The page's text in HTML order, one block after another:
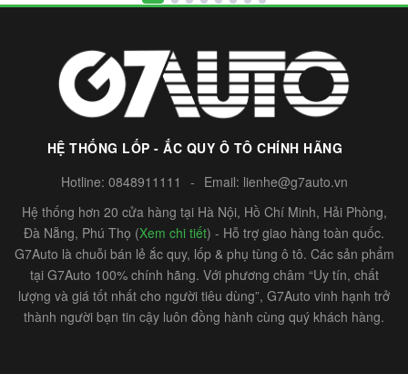
HỆ THỐNG LỐP - ẮC QUY Ô TÔ CHÍNH HÃNG
Hotline: 0848911111 - Email: lienhe@g7auto.vn
Hệ thống hơn 20 cửa hàng tại Hà Nội, Hồ Chí Minh, Hải Phòng,
Đà Nẵng, Phú Thọ (Xem chi tiết) - Hỗ trợ giao hàng toàn quốc.
G7Auto là chuỗi bán lẻ ắc quy, lốp & phụ tùng ô tô. Các sản phẩm
tại G7Auto 100% chính hãng. Với phương châm “Uy tín, chất
lượng và giá tốt nhất cho người tiêu dùng”, G7Auto vinh hạnh trở
thành người bạn tin cậy luôn đồng hành cùng quý khách hàng.